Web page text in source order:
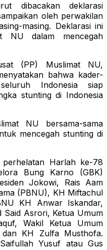
dibacakan deklarasi
oleh perwakilan
masing. Deklarasi ini
NU dalam mencegah
(PP) Muslimat NU,
bahwa kader-
Indonesia siap
stunting di Indonesia
NU bersama-sama
mencegah stunting di
Harlah ke-78
Bung Karno (GBK)
Jokowi, Rais Aam
(PBNU), KH Miftachul
KH Anwar Iskandar,
Said Asrori, Ketua Umum
Wakil Ketua Umum
KH Zulfa Musthofa.
Yusuf atau Gus